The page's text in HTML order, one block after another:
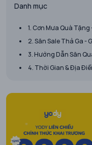
Danh mục
1. Cơn Mưa Quà
2. Săn Sale Thả Ga -
3. Hướng Dẫn Săn
4. Thời Gian & Địa